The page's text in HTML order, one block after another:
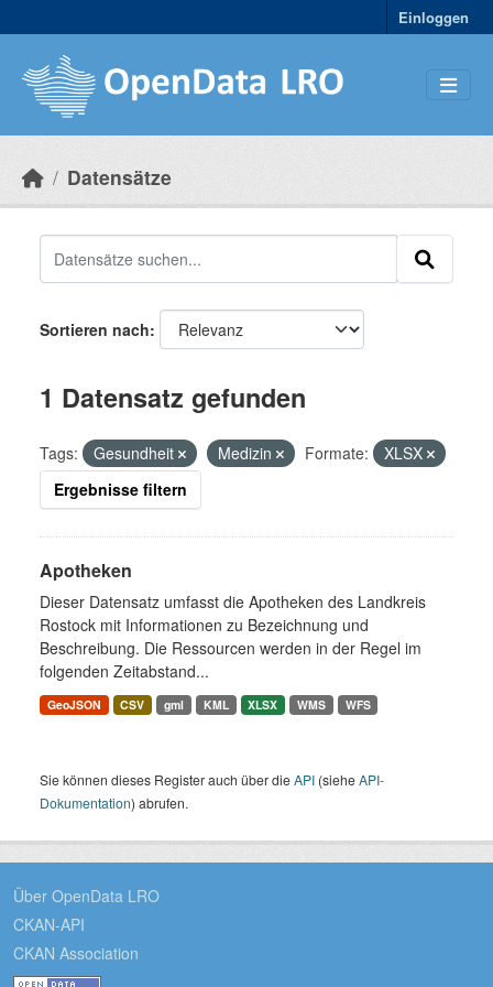
Einloggen
Datensätze
Sortieren nach
1 Datensatz gefunden
Tags: Gesundheit Medizin Formate:
XLSX
Ergebnisse filtern
Apotheken
Dieser Datensatz umfasst die Apotheken des Landkreis
Rostock mit Informationen zu Bezeichnung und
Beschreibung. Die Ressourcen werden in der Regel im
folgenden Zeitabstand...
GeoJSON CSV gml KML XLSX WMS WFS
Sie können dieses Register auch über dieAPI (sieheAPI-
Dokumentation) abrufen.
Über OpenData LRO
CKAN-API
CKAN Association